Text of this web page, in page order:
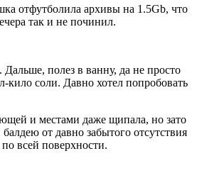
отфутболила архивы на 1.5Gb, что
так и не починил.
полез в ванну, да не просто
кило соли. Давно хотел попробовать
и местами даже щипала, но зато
от давно забытого отсутствия
всей поверхности.